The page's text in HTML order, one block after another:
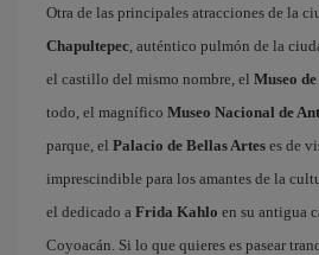
Otra de las principales atracciones de la
Chapultepec, auténtico pulmón de la
el castillo del mismo nombre, el Museo
todo, el magnífico Museo Nacional de
parque, el Palacio de Bellas Artes es de
imprescindible para los amantes de la
el dedicado a Frida Kahlo en su antigua
Coyoacán. Si lo que quieres es pasear